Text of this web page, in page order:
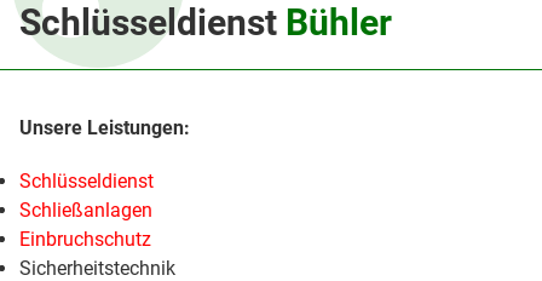
Schlüsseldienst Bühler
Schlüsseldienst
Schließanlagen
Einbruchschutz
Sicherheitstechnik